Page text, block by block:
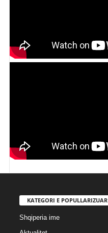
KATEGORI E POPULLARIZUAR
Shqiperia ime